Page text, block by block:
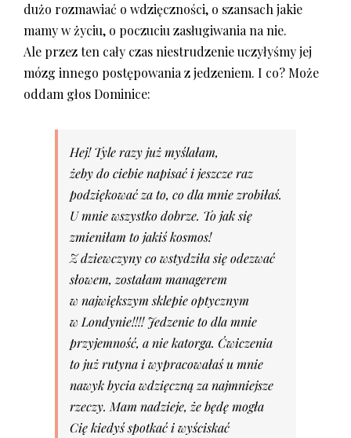
dużo rozmawiać o wdzięczności, o szansach jakie
mamy w życiu, o poczuciu zasługiwania na nie.
Ale przez ten cały czas niestrudzenie uczyłyśmy jej
mózg innego postępowania z jedzeniem. I co? Może
oddam głos Dominice:
Hej! Tyle razy już myślałam,
żeby do ciebie napisać i jeszcze raz
podziękować za to, co dla mnie zrobiłaś.
U mnie wszystko dobrze. To jak się
zmieniłam to jakiś kosmos!
Z dziewczyny co wstydziła się odezwać
słowem, zostałam managerem
w największym sklepie optycznym
w Londynie!!!! Jedzenie to dla mnie
przyjemność, a nie katorga. Ćwiczenia
to już rutyna i wypracowałaś u mnie
nawyk bycia wdzięczną za najmniejsze
rzeczy. Mam nadzieje, że będę mogła
Cię kiedyś spotkać i wyściskać